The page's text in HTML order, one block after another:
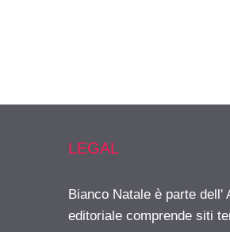
LEGAL
Bianco Natale è parte dell'
editoriale comprende siti